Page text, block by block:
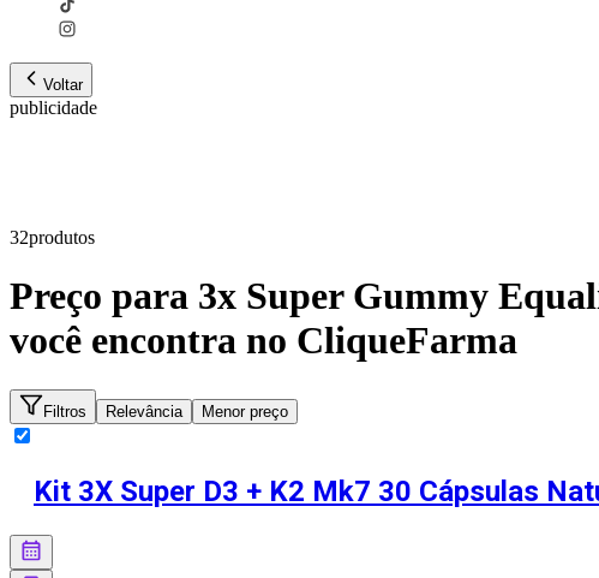
Voltar
publicidade
32produtos
Preço para 3x Super Gummy
você encontra no CliqueFarma
Filtros Relevância Menor preço
Kit 3X Super D3 + K2 Mk7 30 Cápsulas